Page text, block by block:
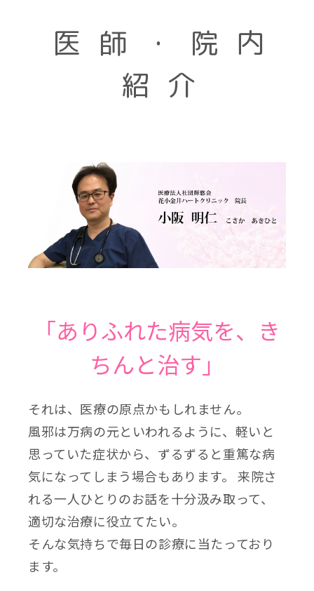
医師・院内
紹介
「ありふれた病気を、き
ちんと治す」
それは、医療の原点かもしれません。
風邪は万病の元といわれるように、軽いと
思っていた症状から、ずるずると重篤な病
気になってしまう場合もあります。 来院さ
れる一人ひとりのお話を十分汲み取って、
適切な治療に役立てたい。
そんな気持ちで毎日の診療に当たっており
ます。